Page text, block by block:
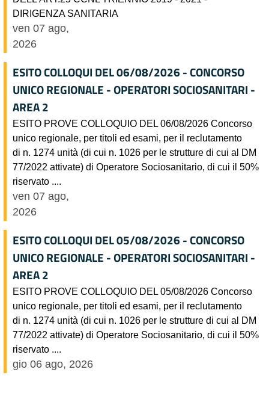
DIRIGENZA SANITARIA
ven 07 ago,
2026
ESITO COLLOQUI DEL 06/08/2026 - CONCORSO
UNICO REGIONALE - OPERATORI SOCIOSANITARI -
AREA 2
ESITO PROVE COLLOQUIO DEL 06/08/2026 Concorso
unico regionale, per titoli ed esami, per il reclutamento
di n. 1274 unità (di cui n. 1026 per le strutture di cui al DM
77/2022 attivate) di Operatore Sociosanitario, di cui il 50%
riservato ....
ven 07 ago,
2026
ESITO COLLOQUI DEL 05/08/2026 - CONCORSO
UNICO REGIONALE - OPERATORI SOCIOSANITARI -
AREA 2
ESITO PROVE COLLOQUIO DEL 05/08/2026 Concorso
unico regionale, per titoli ed esami, per il reclutamento
di n. 1274 unità (di cui n. 1026 per le strutture di cui al DM
77/2022 attivate) di Operatore Sociosanitario, di cui il 50%
riservato ....
gio 06 ago, 2026